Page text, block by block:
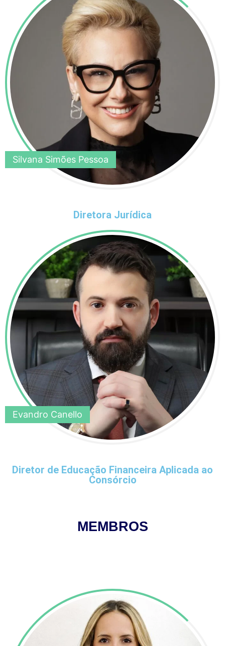
Silvana Simões Pessoa
Diretora Jurídica
Evandro Canello
Diretor de Educação Financeira Aplicada ao
Consórcio
MEMBROS